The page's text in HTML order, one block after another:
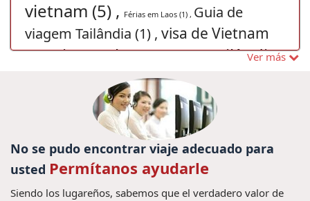
vietnam (5) , Férias em Laos (1) , Guia de
viagem Tailândia (1) , visa de Vietnam
(3) ,Viagem barata para Tailândia
Visitar a Vietnam y Camboya
Guia de Vietnam (1) ,Natal no Vietnã
visitar a camboya (12) ,Viaje a Laos (8) ,
(1) ,Viagens para Camboja (1) ,guia Laos (1) ,
viagem ao Camboja (1) ,viajar a vietnam (167)
,Paquete turistico a vietnam (19) ,Viajar ao
Ver más
No se pudo encontrar viaje adecuado para
usted Permítanos ayudarle
Siendo los lugareños, sabemos que el verdadero valor de